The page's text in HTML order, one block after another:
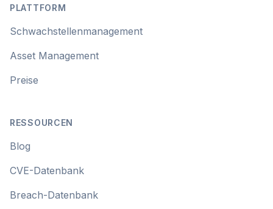
PLATTFORM
Schwachstellenmanagement
Asset Management
Preise
RESSOURCEN
Blog
CVE-Datenbank
Breach-Datenbank